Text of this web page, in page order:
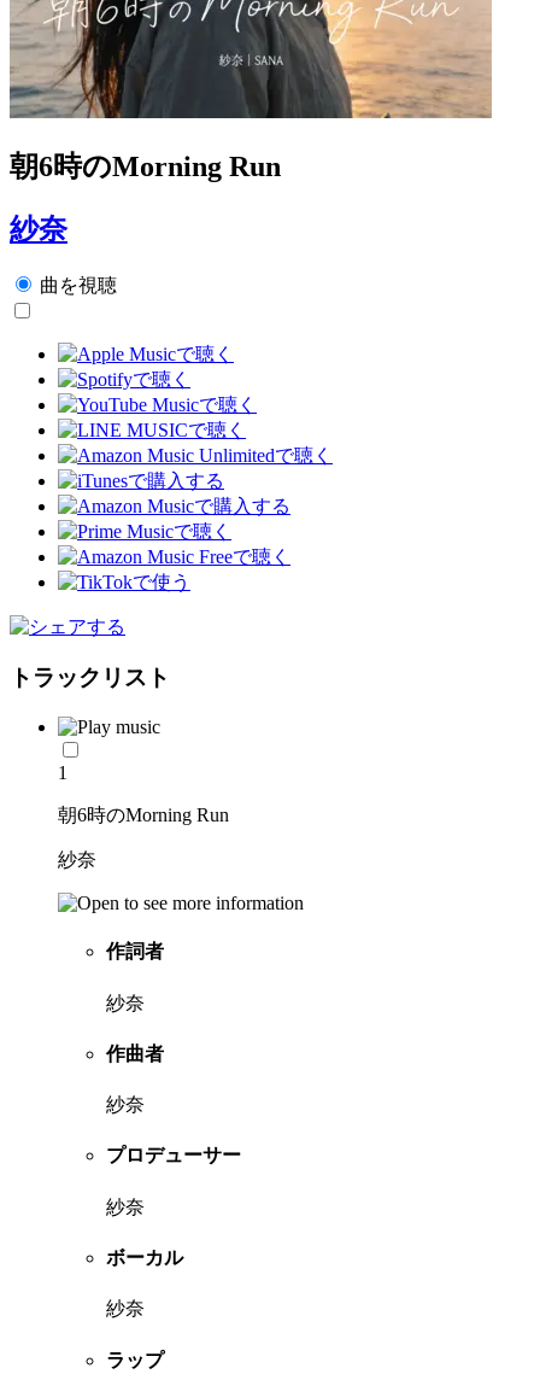
朝6時のMorning Run
紗奈
曲を視聴
トラックリスト
1
朝6時のMorning Run
紗奈
作詞者
紗奈
作曲者
紗奈
プロデューサー
紗奈
ボーカル
紗奈
ラップ